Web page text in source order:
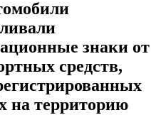
знаки от
средств,
на территорию